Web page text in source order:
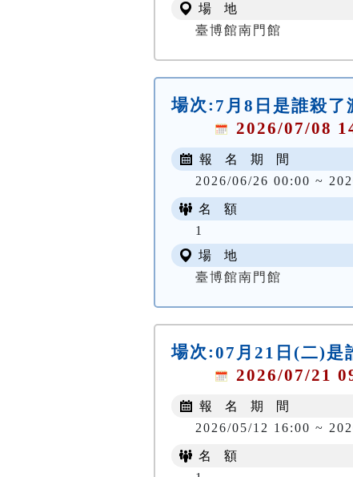
場 地
臺博館南門館
場次: 7月8日是誰殺了
2026/07/08
報 名 期 間
2026/06/26 00:00 ~
名 額
1
場 地
臺博館南門館
場次:07月21日(二)是
2026/07/21
報 名 期 間
2026/05/12 16:00 ~
名 額